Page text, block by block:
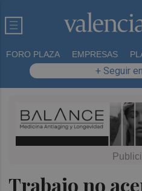
FORO PLAZA EMPRESAS
+ Seguir
Trabajo no